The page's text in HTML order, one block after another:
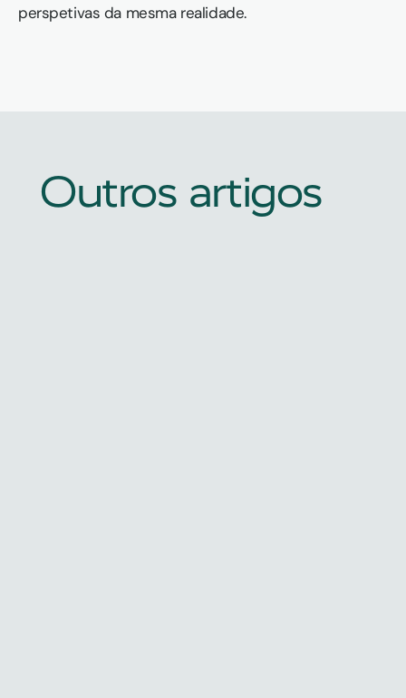
perspetivas da mesma realidade.
Outros artigos